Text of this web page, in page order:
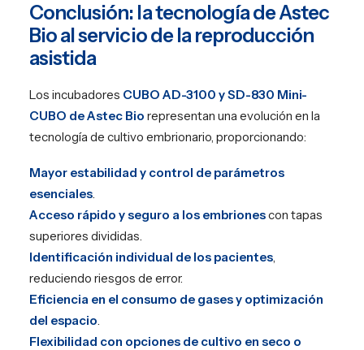
Conclusión: la tecnología de Astec
Bio al servicio de la reproducción
asistida
Los incubadores CUBO AD-3100 y SD-830 Mini-
CUBO de Astec Bio representan una evolución en la
tecnología de cultivo embrionario, proporcionando:
Mayor estabilidad y control de parámetros
esenciales.
Acceso rápido y seguro a los embrionescon tapas
superiores divididas.
Identificación individual de los pacientes,
reduciendo riesgos de error.
Eficiencia en el consumo de gases y optimización
del espacio.
Flexibilidad con opciones de cultivo en seco o